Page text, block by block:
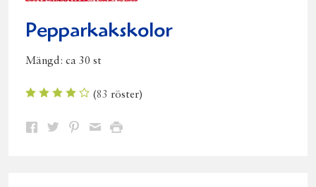
Pepparkakskolor
Mängd: ca 30 st
(83 röster)
Dela Dela Dela DelaSkriv